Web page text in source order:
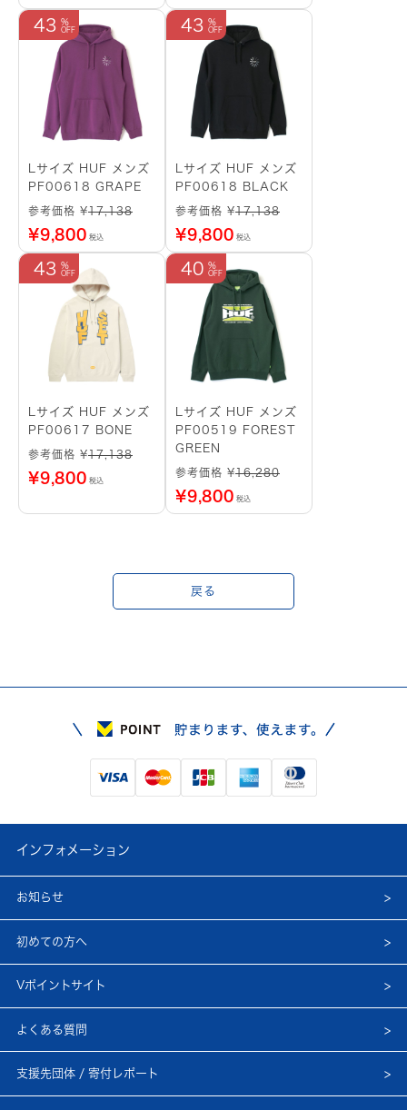
43
Lサイズ HUF メンズ
PF00618 GRAPE
参考価格 ¥17,138
¥9,800 税込
43
Lサイズ HUF メンズ
PF00618 BLACK
参考価格 ¥17,138
¥9,800 税込
43
Lサイズ HUF メンズ
PF00617 BONE
参考価格 ¥17,138
¥9,800 税込
40
Lサイズ HUF メンズ
PF00519 FOREST
GREEN
参考価格 ¥16,280
¥9,800 税込
戻る
インフォメーション
お知らせ
初めての方へ
Vポイントサイト
よくある質問
支援先団体 / 寄付レポート